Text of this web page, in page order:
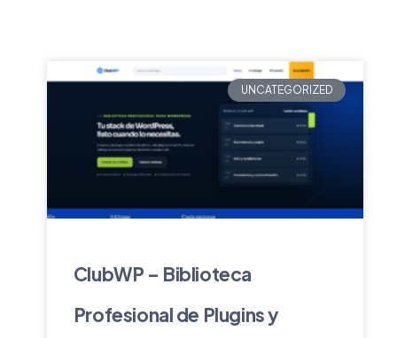
UNCATEGORIZED
ClubWP – Biblioteca
Profesional de Plugins y